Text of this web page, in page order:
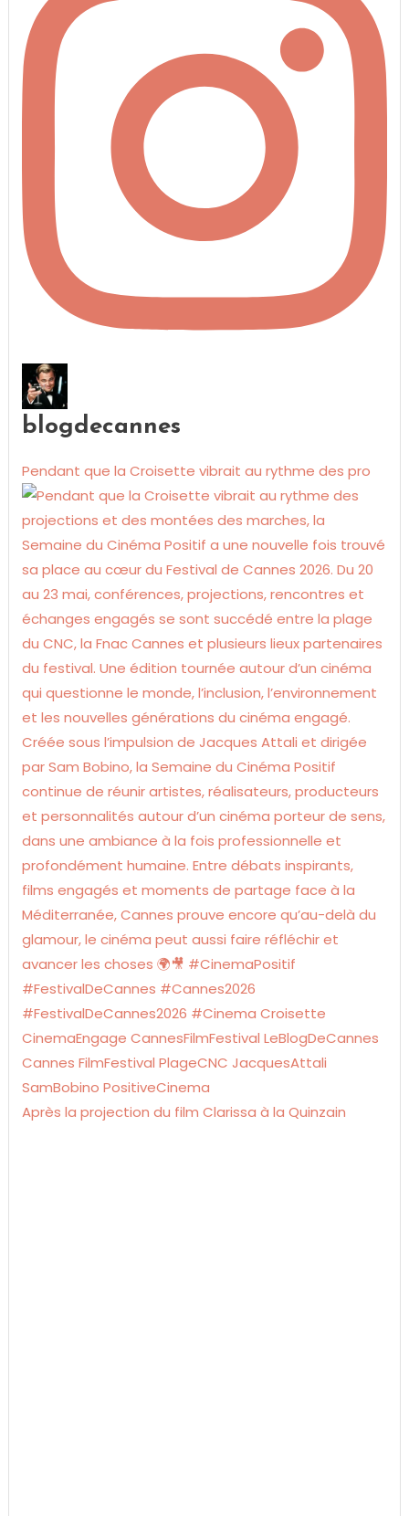
blogdecannes
Pendant que la Croisette vibrait au rythme des pro
Après la projection du film Clarissa à la Quinzain